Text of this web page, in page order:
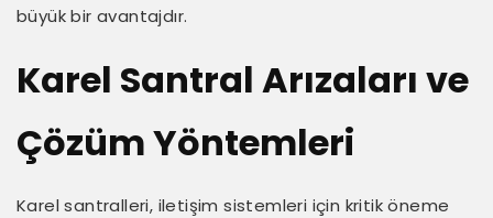
büyük bir avantajdır.
Karel Santral Arızaları ve
Çözüm Yöntemleri
Karel santralleri, iletişim sistemleri için kritik öneme